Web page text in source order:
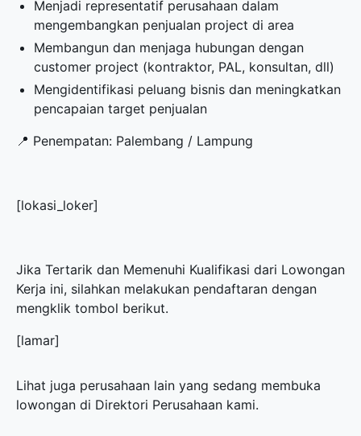
Menjadi representatif perusahaan dalam
mengembangkan penjualan project di area
Membangun dan menjaga hubungan dengan
customer project (kontraktor, PAL, konsultan, dll)
Mengidentifikasi peluang bisnis dan meningkatkan
pencapaian target penjualan
📍 Penempatan: Palembang / Lampung
[lokasi_loker]
Jika Tertarik dan Memenuhi Kualifikasi dari Lowongan
Kerja ini, silahkan melakukan pendaftaran dengan
mengklik tombol berikut.
[lamar]
Lihat juga perusahaan lain yang sedang membuka
lowongan di Direktori Perusahaan kami.